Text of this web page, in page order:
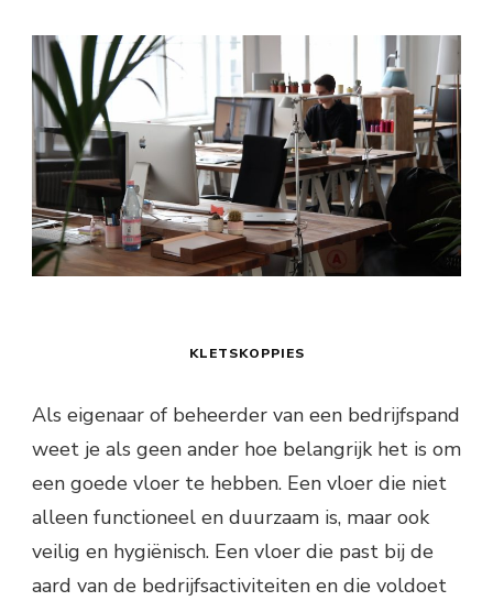
KLETSKOPPIES
Als eigenaar of beheerder van een bedrijfspand
weet je als geen ander hoe belangrijk het is om
een goede vloer te hebben. Een vloer die niet
alleen functioneel en duurzaam is, maar ook
veilig en hygiënisch. Een vloer die past bij de
aard van de bedrijfsactiviteiten en die voldoet